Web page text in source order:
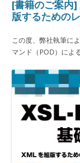
[書籍のご案内]
版するための
この度、弊社執筆に
マンド（POD）によ